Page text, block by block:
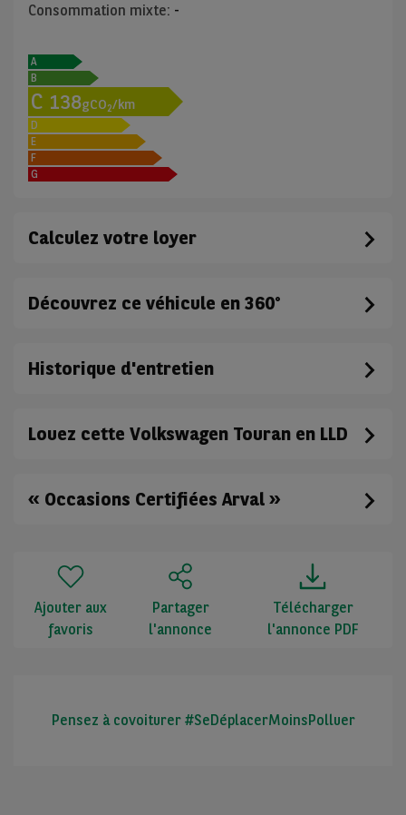
Consommation mixte: -
A
B
C 138gCO2/km
D
E
F
G
Calculez votre loyer
Découvrez ce véhicule en 360°
Historique d'entretien
Louez cette Volkswagen Touran en LLD
« Occasions Certifiées Arval »
Ajouter aux
favoris
Partager
l'annonce
Télécharger
l'annonce PDF
Pensez à covoiturer #SeDéplacerMoinsPolluer